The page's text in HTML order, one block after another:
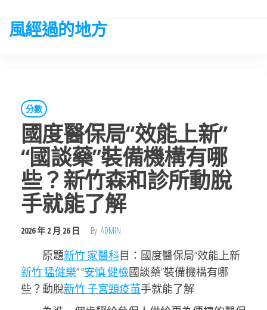
the
風經過的地方
分數
國度醫保局“效能上新”
“國談藥”裝備機構有哪
些？新竹森和診所動脫
手就能了解
2026 年 2 月 26 日 By ADMIN
原題新竹 家醫科目：國度醫保局“效能上新
新竹 猛健樂” “安慎 健檢國談藥”裝備機構有哪
些？動脫新竹 子宮頸疫苗手就能了解